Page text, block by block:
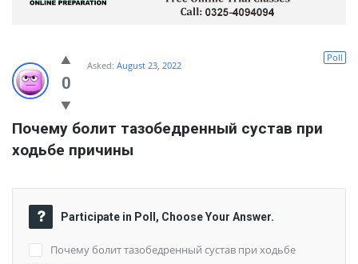
0
Poll
Asked: August 23, 2022
Почему болит тазобедренный сустав при
ходьбе причины
Participate in Poll, Choose Your Answer.
Почему болит тазобедренный сустав при ходьбе